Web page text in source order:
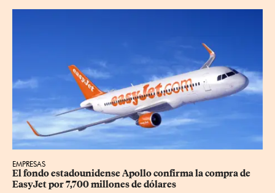
EMPRESAS
El fondo estadounidense Apollo confirma la compra de
EasyJet por 7,700 millones de dólares